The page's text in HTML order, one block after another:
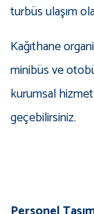
turbüs ulaşım
Kağıthane
minibüs ve
kurumsal
geçebilirsiniz.